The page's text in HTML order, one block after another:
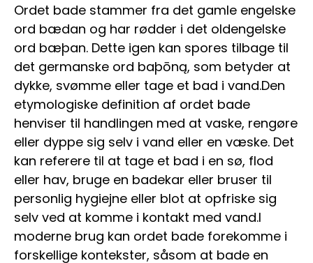
Ordet bade stammer fra det gamle engelske
ord bædan og har rødder i det oldengelske
ord bæþan. Dette igen kan spores tilbage til
det germanske ord baþōną, som betyder at
dykke, svømme eller tage et bad i vand.Den
etymologiske definition af ordet bade
henviser til handlingen med at vaske, rengøre
eller dyppe sig selv i vand eller en væske. Det
kan referere til at tage et bad i en sø, flod
eller hav, bruge en badekar eller bruser til
personlig hygiejne eller blot at opfriske sig
selv ved at komme i kontakt med vand.I
moderne brug kan ordet bade forekomme i
forskellige kontekster, såsom at bade en